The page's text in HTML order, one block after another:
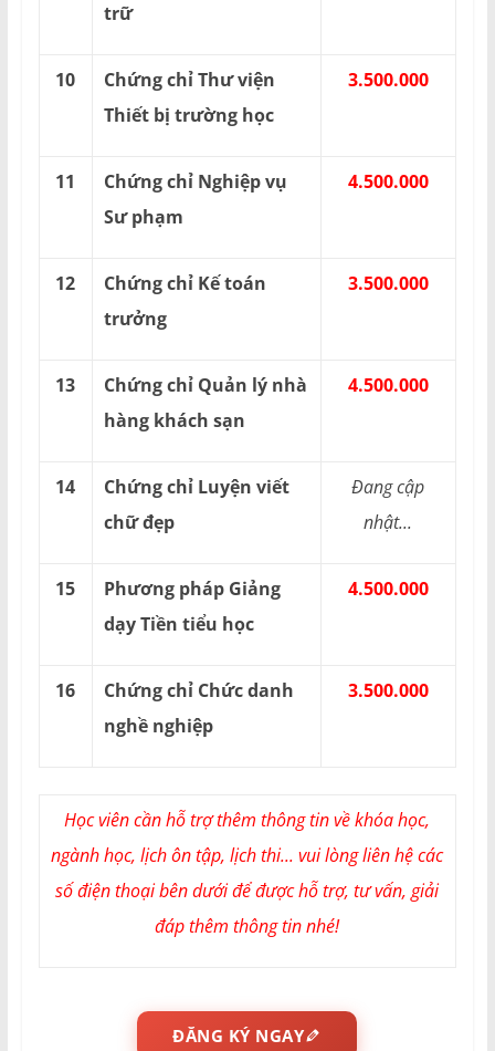
trữ
10
Chứng chỉ Thư viện
Thiết bị trường học
3.500.000
11
Chứng chỉ Nghiệp vụ
Sư phạm
4.500.000
12
Chứng chỉ Kế toán
trưởng
3.500.000
13
Chứng chỉ Quản lý nhà
hàng khách sạn
4.500.000
14
Chứng chỉ Luyện viết
chữ đẹp
Đang cập
nhật...
15
Phương pháp Giảng
dạy Tiền tiểu học
4.500.000
16
Chứng chỉ Chức danh
nghề nghiệp
3.500.000
Học viên cần hỗ trợ thêm thông tin về khóa học,
ngành học, lịch ôn tập, lịch thi... vui lòng liên hệ các
số điện thoại bên dưới để được hỗ trợ, tư vấn, giải
đáp thêm thông tin nhé!
ĐĂNG KÝ NGAY